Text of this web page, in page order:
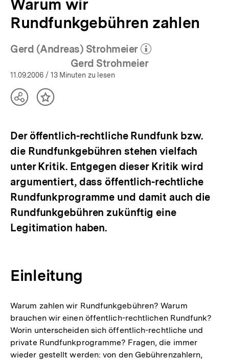
Warum wir
Rundfunkgebühren zahlen
Gerd (Andreas) Strohmeier
(Mehr zum Autor)
öffnen
Gerd Strohmeier
11.09.2006 / 13 Minuten zu lesen
TeilenInhalt
Der öffentlich-rechtliche Rundfunk bzw.
die Rundfunkgebühren stehen vielfach
unter Kritik. Entgegen dieser Kritik wird
argumentiert, dass öffentlich-rechtliche
Rundfunkprogramme und damit auch die
Rundfunkgebühren zukünftig eine
Legitimation haben.
Einleitung
Warum zahlen wir Rundfunkgebühren? Warum
brauchen wir einen öffentlich-rechtlichen Rundfunk?
Worin unterscheiden sich öffentlich-rechtliche und
private Rundfunkprogramme? Fragen, die immer
wieder gestellt werden: von den Gebührenzahlern,